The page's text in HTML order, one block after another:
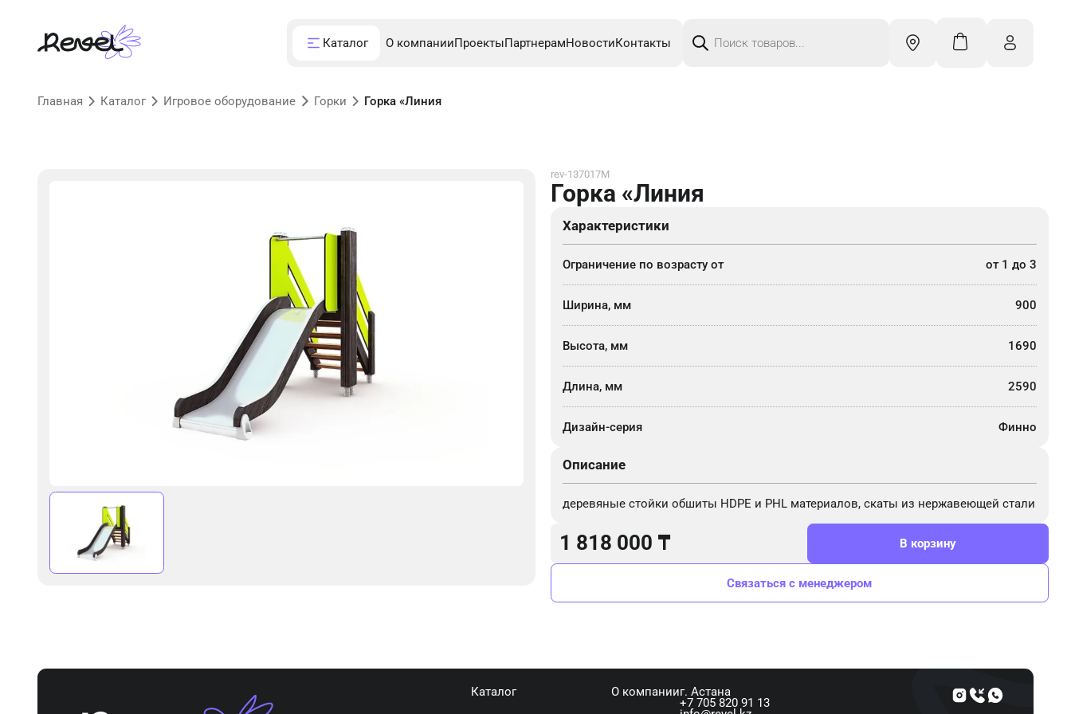
Каталог О компанииПроектыПартнерамНовостиКонтакты
товаров
Главная Каталог Игровое оборудование Горки Горка «Линия
rev-137017M
Горка «Линия
Характеристики
Ограничение по возрасту от от 1 до 3
Ширина, мм 900
Высота, мм 1690
Длина, мм 2590
Дизайн-серия Финно
Описание
деревяные стойки обшиты HDPE и PHL материалов, скаты из нержавеющей стали
1 818 000 ₸ В корзину
Связаться с менеджером
Каталог О компанииг. Астана
+7 705 820 91 13